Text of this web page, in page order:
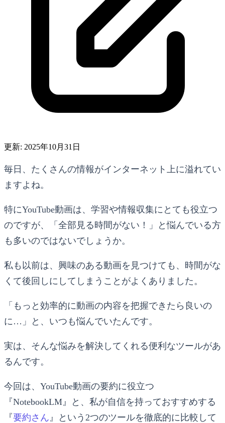
更新: 2025年10月31日
毎日、たくさんの情報がインターネット上に溢れてい
ますよね。
特にYouTube動画は、学習や情報収集にとても役立つ
のですが、「全部見る時間がない！」と悩んでいる方
も多いのではないでしょうか。
私も以前は、興味のある動画を見つけても、時間がな
くて後回しにしてしまうことがよくありました。
「もっと効率的に動画の内容を把握できたら良いの
に…」と、いつも悩んでいたんです。
実は、そんな悩みを解決してくれる便利なツールがあ
るんです。
今回は、YouTube動画の要約に役立つ
『NotebookLM』と、私が自信を持っておすすめする
『要約さん 』という2つのツールを徹底的に比較して